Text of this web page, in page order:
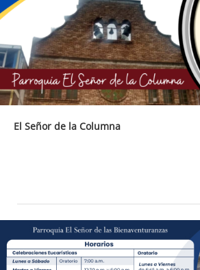
El Señor de la Columna